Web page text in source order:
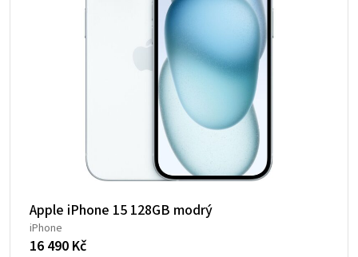
Apple iPhone 15 128GB modrý
iPhone
16 490 Kč